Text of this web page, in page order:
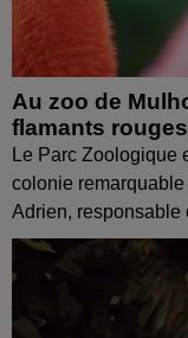
Au zoo de
flamants rouges
Le Parc Zoologique
colonie
Adrien, responsable